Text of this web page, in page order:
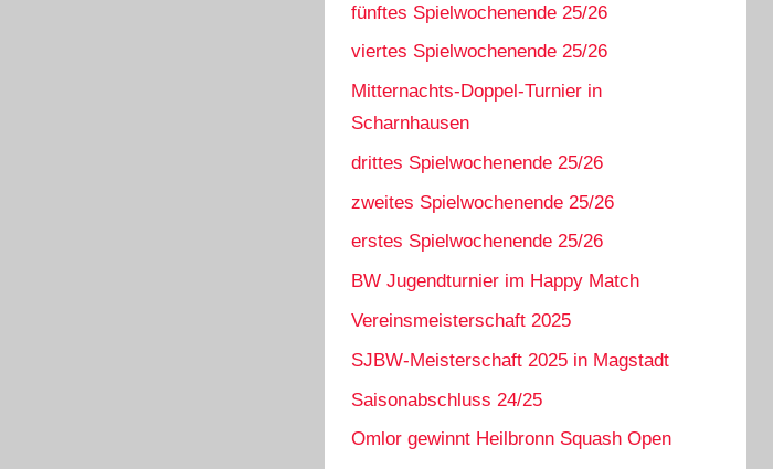
fünftes Spielwochenende 25/26
viertes Spielwochenende 25/26
Mitternachts-Doppel-Turnier in
Scharnhausen
drittes Spielwochenende 25/26
zweites Spielwochenende 25/26
erstes Spielwochenende 25/26
BW Jugendturnier im Happy Match
Vereinsmeisterschaft 2025
SJBW-Meisterschaft 2025 in Magstadt
Saisonabschluss 24/25
Omlor gewinnt Heilbronn Squash Open